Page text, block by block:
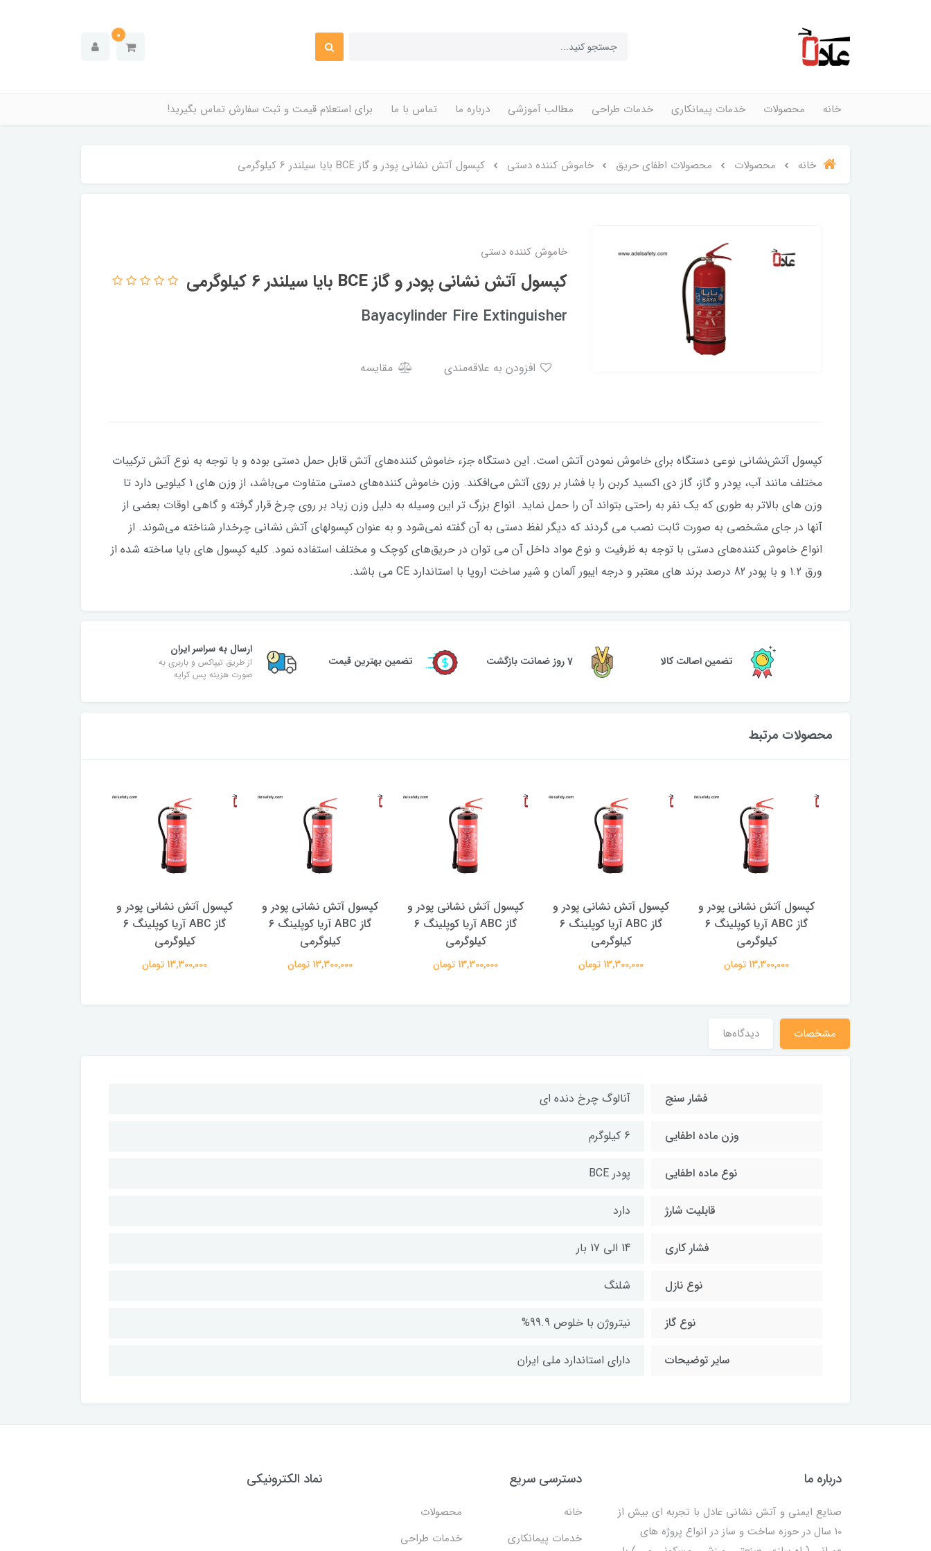
0
خانه محصولات خدمات پیمانکاری خدمات طراحی مطالب آموزشی درباره ما تماس با ما برای استعلام قیمت و ثبت سفارش تماس بگیرید!
خانه محصولات محصولات اطفای حریق خاموش کننده دستی کپسول آتش نشانی پودر و گاز BCE بایا سیلندر 6 کیلوگرمی
خاموش کننده دستی
کپسول آتش نشانی پودر و گاز BCE بایا سیلندر 6 کیلوگرمی
Bayacylinder Fire Extinguisher
مقایسه
کپسول آتش‌نشانی نوعی دستگاه برای خاموش نمودن آتش است. این دستگاه جزء خاموش کننده‌های آتش قابل حمل دستی بوده و با توجه به نوع آتش ترکیبات
مختلف مانند آب، پودر و گاز، گاز دی اکسید کربن را با فشار بر روی آتش می‌افکند. وزن خاموش کننده‌های دستی متفاوت می‌باشد، از وزن های ۱ کیلویی دارد تا
وزن های بالاتر به طوری که یک نفر به راحتی بتواند آن را حمل نماید. انواع بزرگ تر این وسیله به دلیل وزن زیاد بر روی چرخ قرار گرفته و گاهی اوقات بعضی از
آنها در جای مشخصی به صورت ثابت نصب می گردند که دیگر لفظ دستی به آن گفته نمی‌شود و به عنوان کپسولهای آتش نشانی چرخدار شناخته می‌شوند. از
انواع خاموش کننده‌های دستی با توجه به ظرفیت و نوع مواد داخل آن می توان در حریق‌های کوچک و مختلف استفاده نمود. کلیه کپسول های بایا ساخته شده از
ورق 1.2 و با پودر 82 درصد برند های معتبر و درجه ایبور آلمان و شیر ساخت اروپا با استاندارد CE می باشد.
تضمین اصالت کالا 7 روز ضمانت بازگشت تضمین بهترین قیمت
ارسال به سراسر ایران
از طریق تیپاکس و باربری به
صورت هزینه پس کرایه
محصولات مرتبط
کپسول آتش نشانی پودر و
گاز ABC آریا کوپلینگ 6
کیلوگرمی
13,300,000 تومان
کپسول آتش نشانی پودر و
گاز ABC آریا کوپلینگ 6
کیلوگرمی
13,300,000 تومان
کپسول آتش نشانی پودر و
گاز ABC آریا کوپلینگ 6
کیلوگرمی
13,300,000 تومان
کپسول آتش نشانی پودر و
گاز ABC آریا کوپلینگ 6
کیلوگرمی
13,300,000 تومان
کپسول آتش نشانی پودر و
گاز ABC آریا کوپلینگ 6
کیلوگرمی
13,300,000 تومان
مشخصات دیدگاه‌ها
فشار سنج آنالوگ چرخ دنده ای
وزن ماده اطفایی 6 کیلوگرم
نوع ماده اطفایی پودر BCE
قابلیت شارژ دارد
فشار کاری 14 الی 17 بار
نوع نازل شلنگ
نوع گاز نیتروژن با خلوص 99.9%
سایر توضیحات دارای استاندارد ملی ایران
درباره ما
صنایع ایمنی و آتش نشانی عادل با تجربه ای بیش از
10 سال در حوزه ساخت و ساز در انواع پروژه های
دسترسی سریع
خانه
محصولات
خدمات پیمانکاری
خدمات طراحی
نماد الکترونیکی